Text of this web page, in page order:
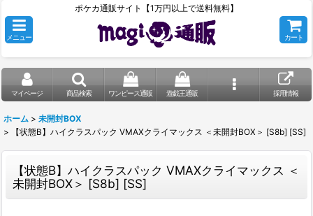
ポケカ通販サイト【1万円以上で送料無料】
メニュー カート
マイページ 商品検索 ワンピース通販 遊戯王通販 採用情報
ホーム > 未開封BOX
>
【状態B】ハイクラスパック VMAXクライマックス ＜未開封BOX＞ [S8b] [SS]
【状態B】ハイクラスパック VMAXクライマックス ＜
未開封BOX＞ [S8b] [SS]